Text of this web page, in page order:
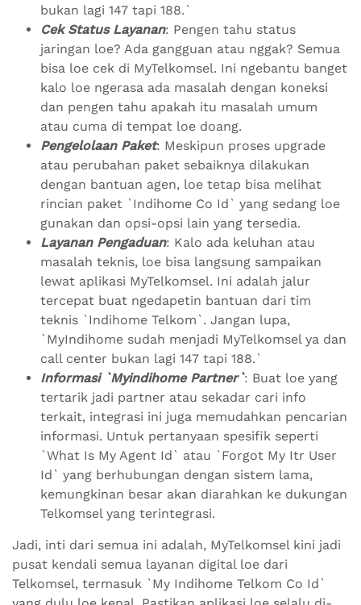
bukan lagi 147 tapi 188.`
Cek Status Layanan: Pengen tahu status
jaringan loe? Ada gangguan atau nggak? Semua
bisa loe cek di MyTelkomsel. Ini ngebantu banget
kalo loe ngerasa ada masalah dengan koneksi
dan pengen tahu apakah itu masalah umum
atau cuma di tempat loe doang.
Pengelolaan Paket: Meskipun proses upgrade
atau perubahan paket sebaiknya dilakukan
dengan bantuan agen, loe tetap bisa melihat
rincian paket `Indihome Co Id` yang sedang loe
gunakan dan opsi-opsi lain yang tersedia.
Layanan Pengaduan: Kalo ada keluhan atau
masalah teknis, loe bisa langsung sampaikan
lewat aplikasi MyTelkomsel. Ini adalah jalur
tercepat buat ngedapetin bantuan dari tim
teknis `Indihome Telkom`. Jangan lupa,
`MyIndihome sudah menjadi MyTelkomsel ya dan
call center bukan lagi 147 tapi 188.`
Informasi `Myindihome Partner`: Buat loe yang
tertarik jadi partner atau sekadar cari info
terkait, integrasi ini juga memudahkan pencarian
informasi. Untuk pertanyaan spesifik seperti
`What Is My Agent Id` atau `Forgot My Itr User
Id` yang berhubungan dengan sistem lama,
kemungkinan besar akan diarahkan ke dukungan
Telkomsel yang terintegrasi.
Jadi, inti dari semua ini adalah, MyTelkomsel kini jadi
pusat kendali semua layanan digital loe dari
Telkomsel, termasuk `My Indihome Telkom Co Id`